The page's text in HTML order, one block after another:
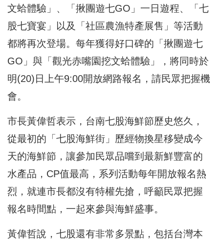
文蛤體驗」、「揪團遊七GO」一日遊程、「七
股七寶宴」以及「社區農漁特產展售」等活動
都將再次登場。每年獲得好口碑的「揪團遊七
GO」與「觀光赤嘴園挖文蛤體驗」，將同時於
明(20)日上午9:00開放網路報名，請民眾把握機
會。
市長黃偉哲表示，台南七股海鮮節歷史悠久，
從最初的「七股海鮮街」歷經物換星移變成今
天的海鮮節，讓參加民眾品嚐到最新鮮豐富的
水產品，CP值最高，系列活動每年開放報名熱
烈，就連市長都沒有特權先搶，呼籲民眾把握
報名時間點，一起來參與海鮮盛事。
黃偉哲說，七股還有非常多景點，包括台灣本